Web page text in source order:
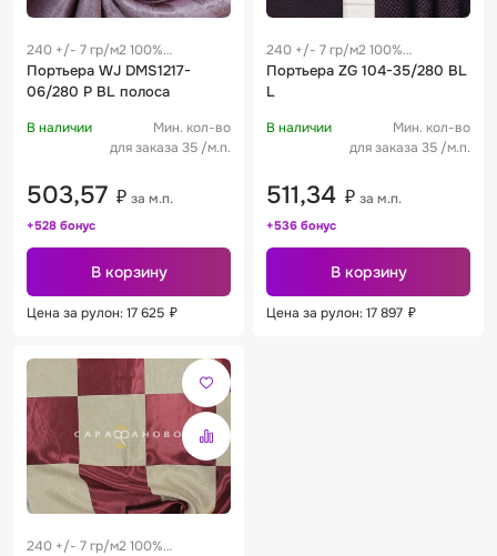
240 +/- 7 гр/м2 100%
полиэстер
Портьера WJ DMS1217-
06/280 P BL полоса
В наличии
Мин. кол-во
для заказа 35 /м.п.
503,57 ₽ за м.п.
+528 бонус
В корзину
Цена за рулон: 17 625 ₽
240 +/- 7 гр/м2 100%
полиэстер
Портьера ZG 104-35/280 BL
L
В наличии
Мин. кол-во
для заказа 35 /м.п.
511,34 ₽ за м.п.
+536 бонус
В корзину
Цена за рулон: 17 897 ₽
240 +/- 7 гр/м2 100%